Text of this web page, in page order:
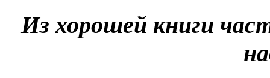
Из хорошей книги